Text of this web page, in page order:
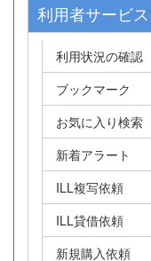
利用者サービス
利用状況の確認
ブックマーク
お気に入り検索
新着アラート
ILL複写依頼
ILL貸借依頼
新規購入依頼